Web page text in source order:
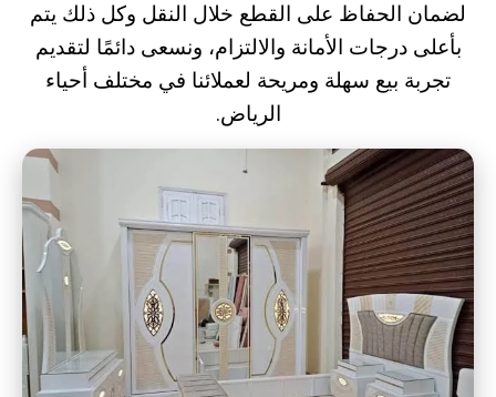
لضمان الحفاظ على القطع خلال النقل وكل ذلك يتم
بأعلى درجات الأمانة والالتزام، ونسعى دائمًا لتقديم
تجربة بيع سهلة ومريحة لعملائنا في مختلف أحياء
الرياض.